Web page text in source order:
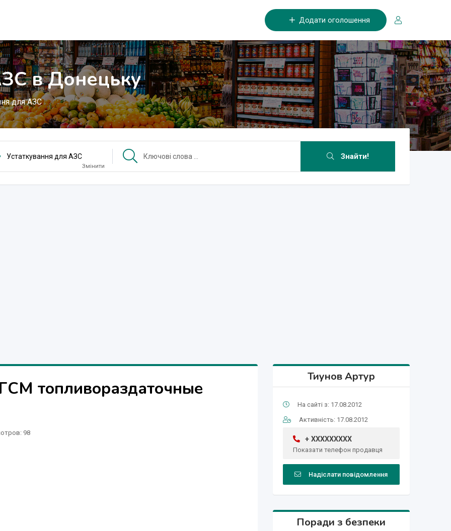
Додати оголошення
в Донецьку
для АЗС
Устаткування для АЗС
Змінити
Знайти!
топливораздаточные
: 98
Тиунов Артур
На сайті з: 17.08.2012
Активність: 17.08.2012
+ XXXXXXXXX
Показати телефон продавця
Надіслати повідомлення
Поради з безпеки